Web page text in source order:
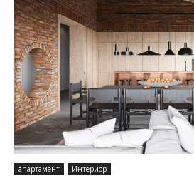
апартамент Интериор